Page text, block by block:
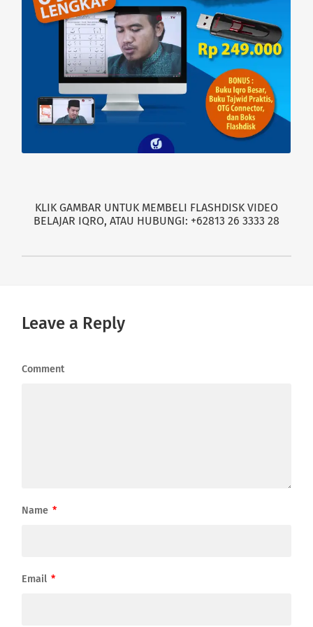
KLIK GAMBAR UNTUK MEMBELI FLASHDISK VIDEO
BELAJAR IQRO, ATAU HUBUNGI: +62813 26 3333 28
Leave a Reply
Comment
Name *
Email *